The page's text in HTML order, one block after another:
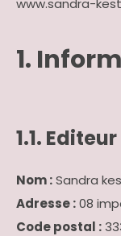
www.sandra-
1.
1.1.
Nom :Sandra
Adresse :08
Code postal :